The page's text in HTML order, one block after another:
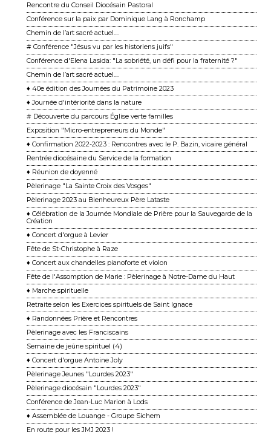
Rencontre du Conseil Diocésain Pastoral
Conférence sur la paix par Dominique Lang à Ronchamp
Chemin de l’art sacré actuel....
# Conférence "Jésus vu par les historiens juifs"
Conférence d'Elena Lasida: "La sobriété, un défi pour la fraternité ?"
Chemin de l’art sacré actuel....
♦ 40e édition des Journées du Patrimoine 2023
♦ Journée d'intériorité dans la nature
# Découverte du parcours Église verte familles
Exposition "Micro-entrepreneurs du Monde"
♦ Confirmation 2022-2023 : Rencontres avec le P. Bazin, vicaire général
Rentrée diocésaine du Service de la formation
♦ Réunion de doyenné
Pèlerinage "La Sainte Croix des Vosges"
Pèlerinage 2023 au Bienheureux Père Lataste
♦ Célébration de la Journée Mondiale de Prière pour la Sauvegarde de la
Création
♦ Concert d'orgue à Levier
Fête de St-Christophe à Raze
♦ Concert aux chandelles pianoforte et violon
Fête de l'Assomption de Marie : Pèlerinage à Notre-Dame du Haut
♦ Marche spirituelle
Retraite selon les Exercices spirituels de Saint Ignace
♦ Randonnées Prière et Rencontres
Pèlerinage avec les Franciscains
Semaine de jeûne spirituel (4)
♦ Concert d'orgue Antoine Joly
Pèlerinage Jeunes "Lourdes 2023"
Pèlerinage diocésain "Lourdes 2023"
Conférence de Jean-Luc Marion à Lods
♦ Assemblée de Louange - Groupe Sichem
En route pour les JMJ 2023 !